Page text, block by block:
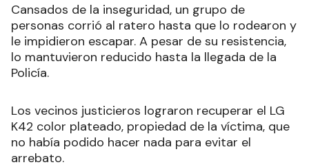
Cansados de la inseguridad, un grupo de
personas corrió al ratero hasta que lo rodearon y
le impidieron escapar. A pesar de su resistencia,
lo mantuvieron reducido hasta la llegada de la
Policía.
Los vecinos justicieros lograron recuperar el LG
K42 color plateado, propiedad de la víctima, que
no había podido hacer nada para evitar el
arrebato.